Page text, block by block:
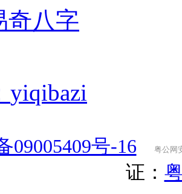
奇八字
yiqibazi
09005409号-16 粤公网
证：